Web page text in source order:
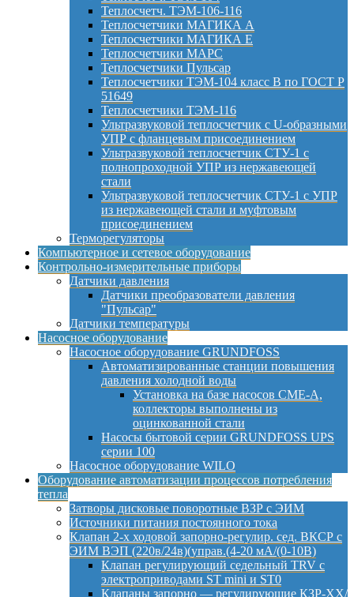
Теплосчетч. ТЭМ-106-116
Теплосчетчики МАГИКА А
Теплосчетчики МАГИКА Е
Теплосчетчики МАРС
Теплосчетчики Пульсар
Теплосчетчики ТЭМ-104 класс B по ГОСТ Р
51649
Теплосчетчики ТЭМ-116
Ультразвуковой теплосчетчик с U-образными
УПР с фланцевым присоединением
Ультразвуковой теплосчетчик СТУ-1 с
полнопроходной УПР из нержавеющей
стали
Ультразвуковой теплосчетчик СТУ-1 с УПР
из нержавеющей стали и муфтовым
присоединением
Терморегуляторы
Компьютерное и сетевое оборудование
Контрольно-измерительные приборы
Датчики давления
Датчики преобразователи давления
"Пульсар"
Датчики температуры
Насосное оборудование
Насосное оборудование GRUNDFOSS
Автоматизированные станции повышения
давления холодной воды
Установка на базе насосов CME-A,
коллекторы выполнены из
оцинкованной стали
Насосы бытовой серии GRUNDFOSS UPS
серии 100
Насосное оборудование WILO
Оборудование автоматизации процессов потребления
тепла
Затворы дисковые поворотные ВЗР с ЭИМ
Источники питания постоянного тока
Клапан 2-х ходовой запорно-регулир. сед. ВКСР с
ЭИМ ВЭП (220в/24в)(управ.(4-20 мА/(0-10В)
Клапан регулирующий седельный TRV с
электроприводами ST mini и ST0
Клапаны запорно — регулирующие КЗР-ХХ/